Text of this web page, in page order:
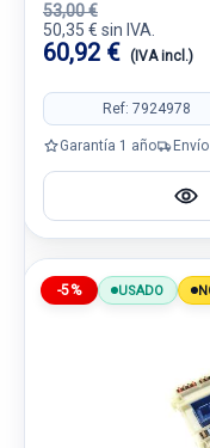
53,00 €
50,35 € sin IVA.
60,92 € (IVA incl.)
Ref: 7924978
Garantía 1 año
-5% USADO